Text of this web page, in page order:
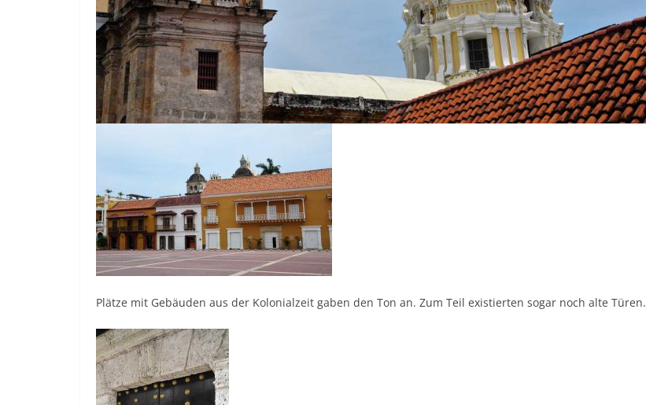
Plätze mit Gebäuden aus der Kolonialzeit gaben den Ton an. Zum Teil existierten sogar noch alte Türen.